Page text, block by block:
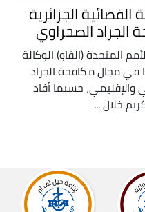
الجزائرية
الصحراوي
المتحدة (الفاو) الوكالة
في مجال مكافحة الجراد
حسبما أفاد
خلال ...